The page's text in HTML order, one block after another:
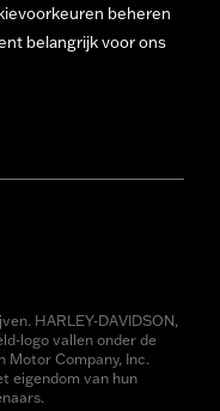
beheren
belangrijk voor ons
HARLEY-DAVIDSON,
logo vallen onder de
Motor Company, Inc.
eigendom van hun